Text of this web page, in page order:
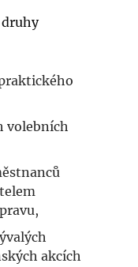
druhy
volebních
akcích